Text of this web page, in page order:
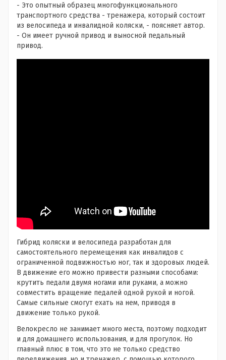
- Это опытный образец многофункционального
транспортного средства - тренажера, который состоит
из велосипеда и инвалидной коляски, - поясняет автор.
- Он имеет ручной привод и выносной педальный
привод.
Гибрид коляски и велосипеда разработан для
самостоятельного перемещения как инвалидов с
ограниченной подвижностью ног, так и здоровых людей.
В движение его можно привести разными способами:
крутить педали двумя ногами или руками, а можно
совместить вращение педалей одной рукой и ногой.
Самые сильные смогут ехать на нем, приводя в
движение только рукой.
Велокресло не занимает много места, поэтому подходит
и для домашнего использования, и для прогулок. Но
главный плюс в том, что это не только средство